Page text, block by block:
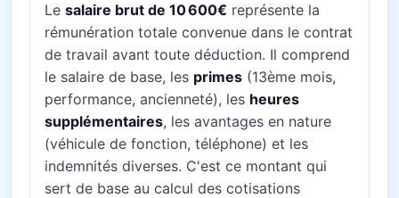
Le salaire brut de 10 600€ représente la
rémunération totale convenue dans le contrat
de travail avant toute déduction. Il comprend
le salaire de base, les primes (13ème mois,
performance, ancienneté), les heures
supplémentaires, les avantages en nature
(véhicule de fonction, téléphone) et les
indemnités diverses. C'est ce montant qui
sert de base au calcul des cotisations